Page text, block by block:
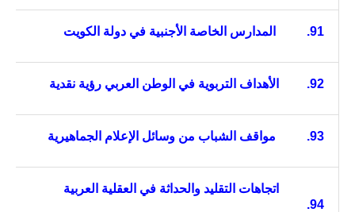
91. المدارس الخاصة الأجنبية في دولة الكويت
92. الأهداف التربوية في الوطن العربي رؤية نقدية
93. مواقف الشباب من وسائل الإعلام الجماهيرية
94.
اتجاهات التقليد والحداثة في العقلية العربية